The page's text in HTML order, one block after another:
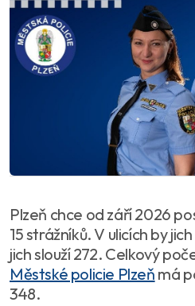
Plzeň chce od září 2026
15 strážníků. V ulicích by
jich slouží 272. Celkový
Městské policie Plzeň má
348.